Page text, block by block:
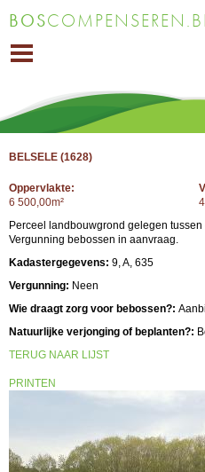
en naar
BOS
BELSELE (1628)
Oppervlakte:
6 500,00m²
Perceel landbouwgrond gelegen
Vergunning bebossen in aanvraag.
Kadastergegevens: 9, A, 635
Vergunning: Neen
Wie draagt zorg voor bebossen?:
Natuurlijke verjonging of beplanten?:
TERUG NAAR LIJST
PRINTEN